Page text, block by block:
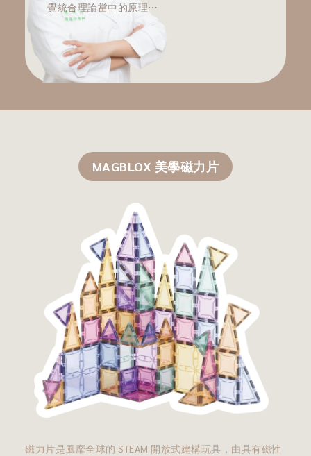
覺統合理論當中的原理⋯
了解更多
MAGBLOX 美學磁力片
磁力片是風靡全球的 STEAM 開放式建構玩具，由具有磁性